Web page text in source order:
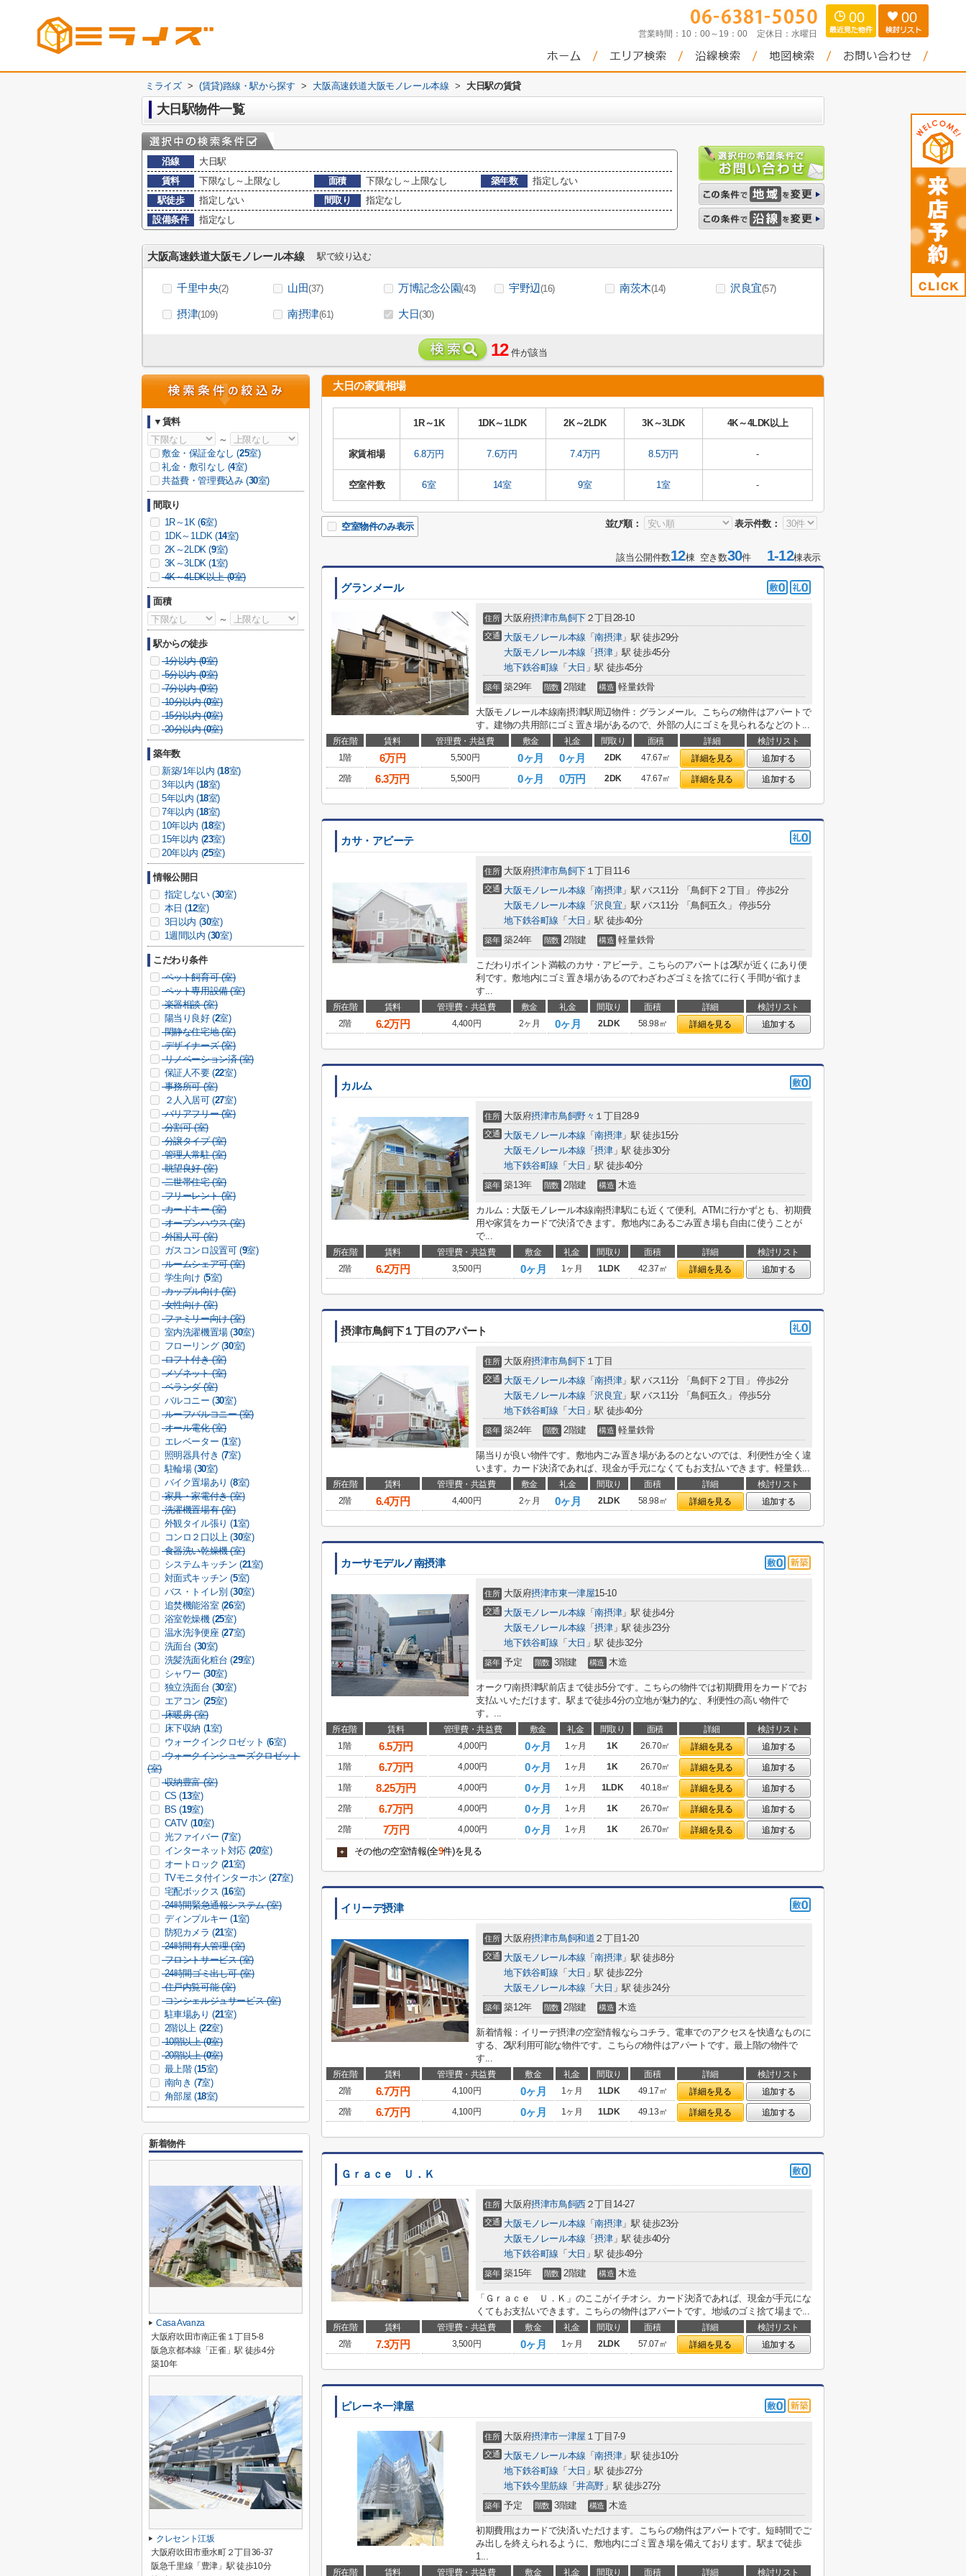
営業時間： 10：00～19：00 定休日： 水曜日
00 00
ミライズ > (賃貸)路線・駅から探す > 大阪高速鉄道大阪モノレール本線 > 大日駅の賃貸
大日駅物件一覧
沿線
大日駅
賃料
下限なし～上限なし 面積 下限なし～上限なし 築年数
指定しない
駅徒歩
指定しない 間取り
指定なし
設備条件
指定なし
大阪高速鉄道大阪モノレール本線 駅で絞り込む
千里中央(2) 山田(37) 万博記念公園(43) 宇野辺(16) 南茨木(14) 沢良宜(57)
摂津(109) 南摂津(61) 大日(30)
12 件が該当
大日の家賃相場
1R～1K 1DK～1LDK 2K～2LDK 3K～3LDK 4K～4LDK以上
家賃相場 6.8万円 7.6万円 7.4万円 8.5万円 -
空室件数 6室 14室 9室 1室 -
並び順： 表示件数：
空室物件のみ表示
該当公開件数12棟 空き数30件1-12棟表示
グランメール
住所 大阪府摂津市鳥飼下２丁目28-10
交通 大阪モノレール本線 「南摂津」駅 徒歩29分
大阪モノレール本線 「摂津」駅 徒歩45分
地下鉄谷町線 「 大日 」駅 徒歩45分
築年 築29年 階数 2階建 構造 軽量鉄骨
大阪モノレール本線南摂津駅周辺物件：グランメール。こちらの物件はアパートで
す。建物の共用部にゴミ置き場があるので、外部の人にゴミを見られるなどのト...
所在階 賃料 管理費・共益費 敷金 礼金 間取り 面積 詳細
検討リスト
1階
6万円 5,500円 0ヶ月 0ヶ月 2DK 47.67㎡ 詳細を見る
追加する
2階
6.3万円 5,500円 0ヶ月 0万円 2DK 47.67㎡ 詳細を見る 追加する
カサ・アビーテ
住所 大阪府摂津市鳥飼下１丁目11-6
交通 大阪モノレール本線 「南摂津」駅 バス11分 「鳥飼下２丁目」 停歩2分
大阪モノレール本線 「沢良宜 」駅 バス11分 「鳥飼五久」 停歩5分
地下鉄谷町線 「 大日 」駅 徒歩40分
築年 築24年 階数 2階建 構造 軽量鉄骨
こだわりポイント満載のカサ・アビーテ。こちらのアパートは2駅が近くにあり便
利です。敷地内にゴミ置き場があるのでわざわざゴミを捨てに行く手間が省けま
す...
所在階 賃料 管理費・共益費 敷金 礼金 間取り 面積 詳細
検討リスト
2階
6.2万円 4,400円 2ヶ月 0ヶ月 2LDK 58.98㎡ 詳細を見る 追加する
カルム
住所 大阪府摂津市鳥飼野々 １丁目28-9
交通 大阪モノレール本線 「南摂津」駅 徒歩15分
大阪モノレール本線 「摂津」駅 徒歩30分
地下鉄谷町線 「 大日 」駅 徒歩40分
築年 築13年 階数 2階建 構造 木造
カルム：大阪モノレール本線南摂津駅にも近くて便利。ATMに行かずとも、初期費
用や家賃をカードで決済できます。敷地内にあるごみ置き場も自由に使うことが
で...
所在階 賃料 管理費・共益費 敷金 礼金 間取り 面積 詳細
検討リスト
2階
6.2万円 3,500円 0ヶ月 1ヶ月 1LDK 42.37㎡ 詳細を見る 追加する
摂津市鳥飼下１丁目のアパート
住所 大阪府摂津市鳥飼下１丁目
交通 大阪モノレール本線 「南摂津」駅 バス11分 「鳥飼下２丁目」 停歩2分
大阪モノレール本線 「沢良宜 」駅 バス11分 「鳥飼五久」 停歩5分
地下鉄谷町線 「 大日 」駅 徒歩40分
築年 築24年 階数 2階建 構造 軽量鉄骨
陽当りが良い物件です。敷地内ごみ置き場があるのとないのでは、利便性が全く違
います。カード決済であれば、現金が手元になくてもお支払いできます。軽量鉄...
所在階 賃料 管理費・共益費 敷金 礼金 間取り 面積 詳細
検討リスト
2階
6.4万円 4,400円 2ヶ月 0ヶ月 2LDK 58.98㎡ 詳細を見る 追加する
カーサモデルノ南摂津
住所 大阪府摂津市東一津屋15-10
交通 大阪モノレール本線 「南摂津」駅 徒歩4分
大阪モノレール本線 「摂津」駅 徒歩23分
地下鉄谷町線 「 大日 」駅 徒歩32分
築年 予定 階数 3階建 構造 木造
オークワ南摂津駅前店まで徒歩5分です。こちらの物件では初期費用をカードでお
支払いいただけます。駅まで徒歩4分の立地が魅力的な、利便性の高い物件で
す。...
所在階 賃料 管理費・共益費 敷金 礼金 間取り 面積 詳細
検討リスト
1階
6.5万円 4,000円 0ヶ月 1ヶ月 1K 26.70㎡ 詳細を見る
追加する
1階
6.7万円 4,000円 0ヶ月 1ヶ月 1K 26.70㎡ 詳細を見る
追加する
1階
8.25万円 4,000円 0ヶ月 1ヶ月 1LDK 40.18㎡ 詳細を見る
追加する
2階
6.7万円 4,000円 0ヶ月 1ヶ月 1K 26.70㎡ 詳細を見る
追加する
2階
7万円 4,000円 0ヶ月 1ヶ月 1K 26.70㎡ 詳細を見る 追加する
+ その他の空室情報(全9件)を見る
イリーデ摂津
住所 大阪府摂津市鳥飼和道 ２丁目1-20
交通 大阪モノレール本線 「南摂津」駅 徒歩8分
地下鉄谷町線 「 大日 」駅 徒歩22分
大阪モノレール本線 「 大日 」駅 徒歩24分
築年 築12年 階数 2階建 構造 木造
新着情報：イリーデ摂津の空室情報ならコチラ。電車でのアクセスを快適なものに
する、2駅利用可能な物件です。こちらの物件はアパートです。最上階の物件で
す...
所在階 賃料 管理費・共益費 敷金 礼金 間取り 面積 詳細
検討リスト
2階
6.7万円 4,100円 0ヶ月 1ヶ月 1LDK 49.17㎡ 詳細を見る
追加する
2階
6.7万円 4,100円 0ヶ月 1ヶ月 1LDK 49.13㎡ 詳細を見る 追加する
Ｇｒａｃｅ Ｕ．Ｋ
住所 大阪府摂津市鳥飼西２丁目14-27
交通 大阪モノレール本線 「南摂津」駅 徒歩23分
大阪モノレール本線 「摂津」駅 徒歩40分
地下鉄谷町線 「 大日 」駅 徒歩49分
築年 築15年 階数 2階建 構造 木造
「Ｇｒａｃｅ Ｕ．Ｋ」のここがイチオシ。カード決済であれば、現金が手元にな
くてもお支払いできます。こちらの物件はアパートです。地域のゴミ捨て場まで...
所在階 賃料 管理費・共益費 敷金 礼金 間取り 面積 詳細
検討リスト
2階
7.3万円 3,500円 0ヶ月 1ヶ月 2LDK 57.07㎡ 詳細を見る 追加する
ピレーネ一津屋
住所 大阪府摂津市一津屋 １丁目7-9
交通 大阪モノレール本線 「南摂津」駅 徒歩10分
地下鉄谷町線 「 大日 」駅 徒歩27分
地下鉄今里筋線 「井高野 」駅 徒歩27分
築年 予定 階数 3階建 構造 木造
初期費用はカードで決済いただけます。こちらの物件はアパートです。短時間でご
み出しを終えられるように、敷地内にゴミ置き場を備えております。駅まで徒歩
1...
所在階 賃料 管理費・共益費 敷金 礼金 間取り 面積 詳細 検討リスト
▼賃料
～
敷金・保証金なし (25室)
礼金・敷引なし (4室)
共益費・管理費込み (30室)
間取り
1R～1K (6室)
1DK～1LDK (14室)
2K～2LDK (9室)
3K～3LDK (1室)
4K～4LDK以上 (0室)
面積
～
駅からの徒歩
1分以内 (0室)
5分以内 (0室)
7分以内 (0室)
10分以内 (0室)
15分以内 (0室)
20分以内 (0室)
築年数
新築/1年以内 (18室)
3年以内 (18室)
5年以内 (18室)
7年以内 (18室)
10年以内 (18室)
15年以内 (23室)
20年以内 (25室)
情報公開日
指定しない (30室)
本日 (12室)
3日以内 (30室)
1週間以内 (30室)
こだわり条件
ペット飼育可 (室)
ペット専用設備 (室)
楽器相談 (室)
陽当り良好 (2室)
閑静な住宅地 (室)
デザイナーズ (室)
リノベーション済 (室)
保証人不要 (22室)
事務所可 (室)
２人入居可 (27室)
バリアフリー (室)
分割可 (室)
分譲タイプ (室)
管理人常駐 (室)
眺望良好 (室)
二世帯住宅 (室)
フリーレント (室)
カードキー (室)
オープンハウス (室)
外国人可 (室)
ガスコンロ設置可 (9室)
ルームシェア可 (室)
学生向け (5室)
カップル向け (室)
女性向け (室)
ファミリー向け (室)
室内洗濯機置場 (30室)
フローリング (30室)
ロフト付き (室)
メゾネット (室)
ベランダ (室)
バルコニー (30室)
ルーフバルコニー (室)
オール電化 (室)
エレベーター (1室)
照明器具付き (7室)
駐輪場 (30室)
バイク置場あり (8室)
家具・家電付き (室)
洗濯機置場有 (室)
外観タイル張り (1室)
コンロ２口以上 (30室)
食器洗い乾燥機 (室)
システムキッチン (21室)
対面式キッチン (5室)
バス・トイレ別 (30室)
追焚機能浴室 (26室)
浴室乾燥機 (25室)
温水洗浄便座 (27室)
洗面台 (30室)
洗髪洗面化粧台 (29室)
シャワー (30室)
独立洗面台 (30室)
エアコン (25室)
床暖房 (室)
床下収納 (1室)
ウォークインクロゼット (6室)
ウォークインシューズクロゼット
(室)
収納豊富 (室)
CS (13室)
BS (19室)
CATV (10室)
光ファイバー (7室)
インターネット対応 (20室)
オートロック (21室)
TVモニタ付インターホン (27室)
宅配ボックス (16室)
24時間緊急通報システム (室)
ディンプルキー (1室)
防犯カメラ (21室)
24時間有人管理 (室)
フロントサービス (室)
24時間ゴミ出し可 (室)
住戸内覧可能 (室)
コンシェルジュサービス (室)
駐車場あり (21室)
2階以上 (22室)
10階以上 (0室)
20階以上 (0室)
最上階 (15室)
南向き (7室)
角部屋 (18室)
新着物件
Casa Avanza
大阪府吹田市南正雀１丁目5-8
阪急京都本線「正雀」駅 徒歩4分
築10年
クレセント江坂
大阪府吹田市垂水町２丁目36-37
阪急千里線「豊津」駅 徒歩10分